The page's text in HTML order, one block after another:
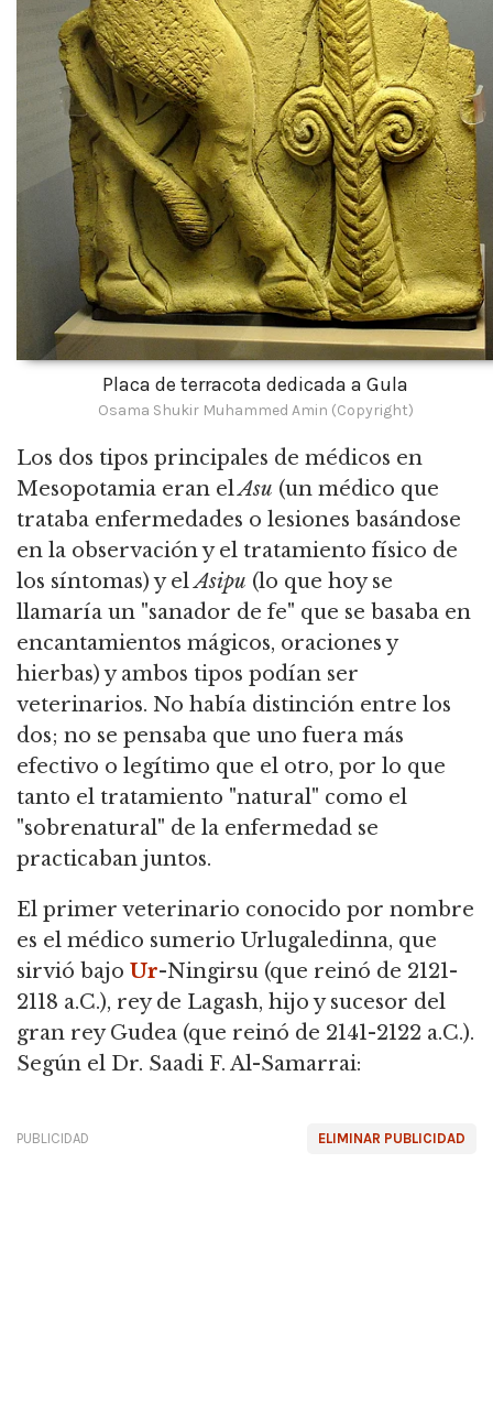
Placa de terracota dedicada a Gula
Osama Shukir Muhammed Amin (Copyright)
Los dos tipos principales de médicos en
Mesopotamia eran elAsu (un médico que
trataba enfermedades o lesiones basándose
en la observación y el tratamiento físico de
los síntomas) y elAsipu (lo que hoy se
llamaría un "sanador de fe" que se basaba en
encantamientos mágicos, oraciones y
hierbas) y ambos tipos podían ser
veterinarios. No había distinción entre los
dos; no se pensaba que uno fuera más
efectivo o legítimo que el otro, por lo que
tanto el tratamiento "natural" como el
"sobrenatural" de la enfermedad se
practicaban juntos.
El primer veterinario conocido por nombre
es el médico sumerio Urlugaledinna, que
sirvió bajo Ur-Ningirsu (que reinó de 2121-
2118 a.C.), rey de Lagash, hijo y sucesor del
gran rey Gudea (que reinó de 2141-2122 a.C.).
Según el Dr. Saadi F. Al-Samarrai:
ELIMINAR PUBLICIDAD
PUBLICIDAD